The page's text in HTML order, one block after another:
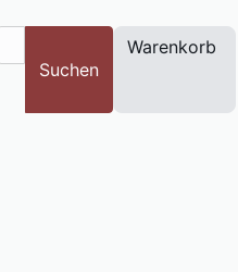
Suchen
Warenkorb